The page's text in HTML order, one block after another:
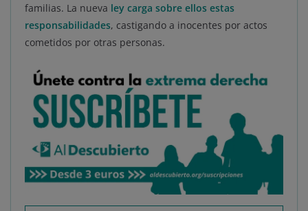
familias. La nueva ley carga sobre ellos estas
responsabilidades, castigando a inocentes por actos
cometidos por otras personas.